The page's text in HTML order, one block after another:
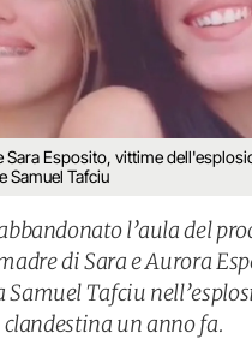
Sara Esposito, vittime
Samuel Tafciu
l’aula del
di Sara e Aurora
Tafciu
un anno fa.